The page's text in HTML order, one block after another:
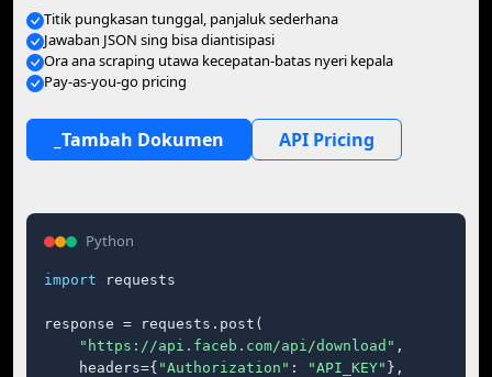
Titik pungkasan tunggal, panjaluk sederhana
Jawaban JSON sing bisa diantisipasi
Ora ana scraping utawa kecepatan-batas nyeri kepala
Pay-as-you-go pricing
_Tambah Dokumen API Pricing
Python
import requests
response = requests.post(
"https://api.faceb.com/api/download" ,
    headers={
"Authorization" : "API_KEY" },